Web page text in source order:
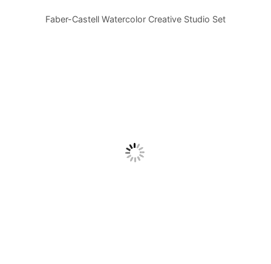
Faber-Castell Watercolor Creative Studio Set